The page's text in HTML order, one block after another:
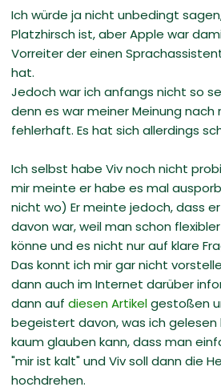
Ich würde ja nicht unbedingt
Platzhirsch ist, aber Apple war
Vorreiter der einen
hat.
Jedoch war ich anfangs nicht so
denn es war meiner Meinung nach
fehlerhaft. Es hat sich allerdings
Ich selbst habe Viv noch nicht
mir meinte er habe es mal
nicht wo) Er meinte jedoch, dass
davon war, weil man schon
könne und es nicht nur auf klare
Das konnt ich mir gar nicht
dann auch im Internet darüber
dann auf diesen Artikelgestoßen
begeistert davon, was ich gelesen
kaum glauben kann, dass man
"mir ist kalt" und Viv soll dann die
hochdrehen.